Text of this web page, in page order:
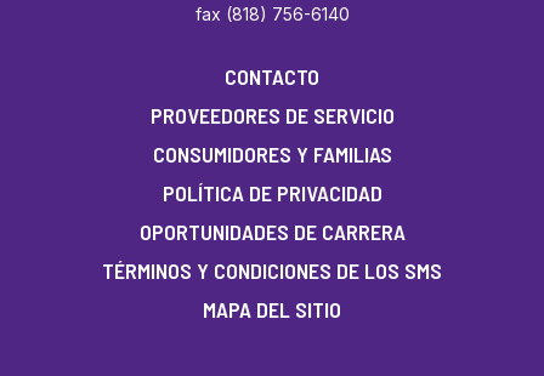
fax (818) 756-6140
CONTACTO
PROVEEDORES DE SERVICIO
CONSUMIDORES Y FAMILIAS
POLÍTICA DE PRIVACIDAD
OPORTUNIDADES DE CARRERA
TÉRMINOS Y CONDICIONES DE LOS SMS
MAPA DEL SITIO